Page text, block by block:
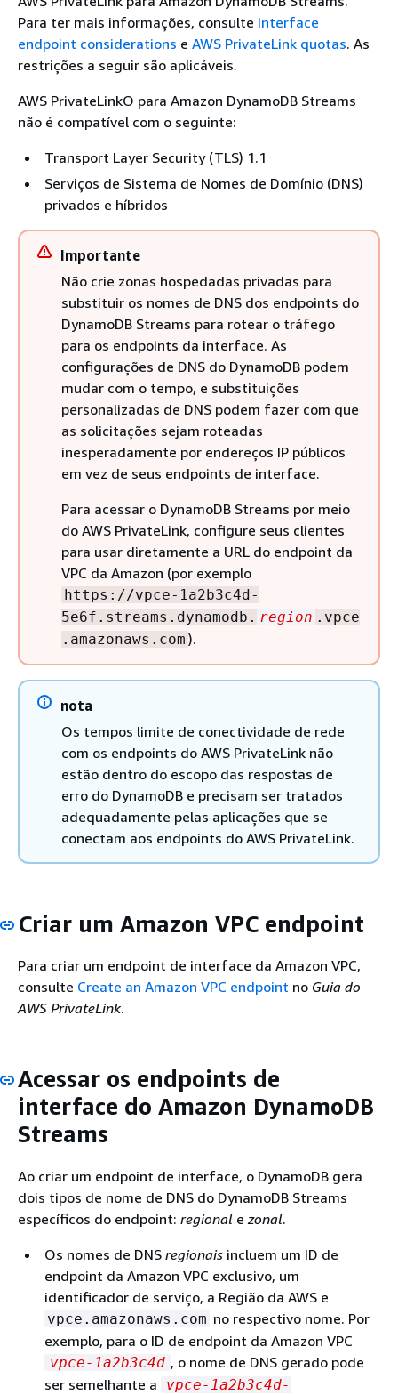
Para ter mais informações, consulte Interface
endpoint considerations e AWS PrivateLink quotas. As
restrições a seguir são aplicáveis.
AWS PrivateLinkO para Amazon DynamoDB Streams
não é compatível com o seguinte:
Transport Layer Security (TLS) 1.1
Serviços de Sistema de Nomes de Domínio (DNS)
privados e híbridos
Importante
Não crie zonas hospedadas privadas para
substituir os nomes de DNS dos endpoints do
DynamoDB Streams para rotear o tráfego
para os endpoints da interface. As
configurações de DNS do DynamoDB podem
mudar com o tempo, e substituições
personalizadas de DNS podem fazer com que
as solicitações sejam roteadas
inesperadamente por endereços IP públicos
em vez de seus endpoints de interface.
Para acessar o DynamoDB Streams por meio
do AWS PrivateLink, configure seus clientes
para usar diretamente a URL do endpoint da
VPC da Amazon (por exemplo
https://vpce-1a2b3c4d-
5e6f.streams.dynamodb. region .vpce
.amazonaws.com ).
nota
Os tempos limite de conectividade de rede
com os endpoints do AWS PrivateLink não
estão dentro do escopo das respostas de
erro do DynamoDB e precisam ser tratados
adequadamente pelas aplicações que se
conectam aos endpoints do AWS PrivateLink.
Criar um Amazon VPC endpoint
Para criar um endpoint de interface da Amazon VPC,
consulte Create an Amazon VPC endpoint no Guia do
AWS PrivateLink.
Acessar os endpoints de
interface do Amazon DynamoDB
Streams
Ao criar um endpoint de interface, o DynamoDB gera
dois tipos de nome de DNS do DynamoDB Streams
específicos do endpoint: regional e zonal.
Os nomes de DNS regionais incluem um ID de
endpoint da Amazon VPC exclusivo, um
identificador de serviço, a Região da AWS e
vpce.amazonaws.com no respectivo nome. Por
exemplo, para o ID de endpoint da Amazon VPC
vpce-1a2b3c4d , o nome de DNS gerado pode
ser semelhante a
vpce-1a2b3c4d-